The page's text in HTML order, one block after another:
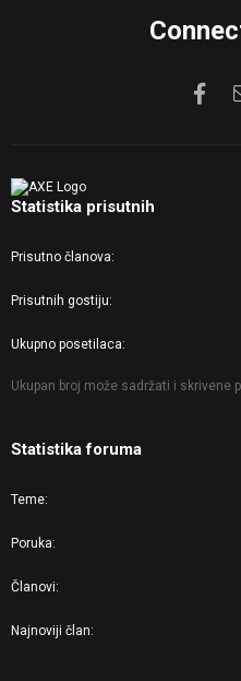
Statistika prisutnih
Prisutno članova
Prisutnih gostiju
Ukupno posetilaca
Ukupan broj može sadržati i skrivene
Statistika foruma
Teme
Poruka
Članovi
Najnoviji član